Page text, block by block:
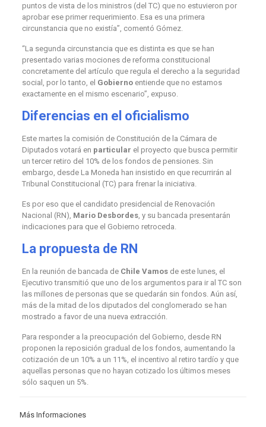
puntos de vista de los ministros (del TC) que no estuvieron por
aprobar ese primer requerimiento. Esa es una primera
circunstancia que no existía”, comentó Gómez.
“La segunda circunstancia que es distinta es que se han
presentado varias mociones de reforma constitucional
concretamente del artículo que regula el derecho a la seguridad
social, por lo tanto, el Gobiernoentiende que no estamos
exactamente en el mismo escenario”, expuso.
Diferencias en el oficialismo
Este martes la comisión de Constitución de la Cámara de
Diputados votará en particular el proyecto que busca permitir
un tercer retiro del 10% de los fondos de pensiones. Sin
embargo, desde La Moneda han insistido en que recurrirán al
Tribunal Constitucional (TC) para frenar la iniciativa.
Es por eso que el candidato presidencial de Renovación
Nacional (RN), Mario Desbordes, y su bancada presentarán
indicaciones para que el Gobierno retroceda.
La propuesta de RN
En la reunión de bancada de Chile Vamosde este lunes, el
Ejecutivo transmitió que uno de los argumentos para ir al TC son
las millones de personas que se quedarán sin fondos. Aún así,
más de la mitad de los diputados del conglomerado se han
mostrado a favor de una nueva extracción.
Para responder a la preocupación del Gobierno, desde RN
proponen la reposición gradual de los fondos, aumentando la
cotización de un 10% a un 11%, el incentivo al retiro tardío y que
aquellas personas que no hayan cotizado los últimos meses
sólo saquen un 5%.
Más Informaciones